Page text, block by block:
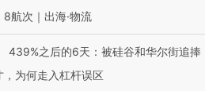
8航次｜出海·物流
439%之后的6天：被硅谷和华尔街追捧
，为何走入杠杆误区